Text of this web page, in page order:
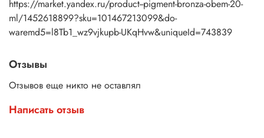
https://market.yandex.ru/product--pigment-bronza-obem-20-
ml/1452618899?sku=101467213099&do-
waremd5=l8Tb1_wz9vjkupb-UKqHvw&uniqueId=743839
Отзывы
Отзывов еще никто не оставлял
Написать отзыв